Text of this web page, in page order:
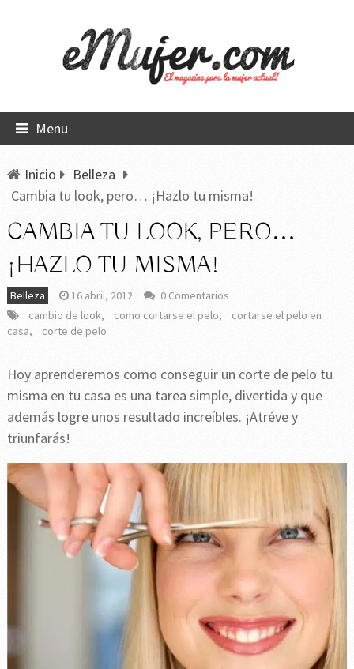
Menu
Inicio
Belleza
Cambia tu look, pero… ¡Hazlo tu misma!
CAMBIA TU LOOK, PERO…
¡HAZLO TU MISMA!
Belleza 16 abril, 2012
0 Comentarios
cambio de look, como cortarse el pelo,
cortarse el pelo en
casa, corte de pelo
Hoy aprenderemos como conseguir un corte de pelo tu
misma en tu casa es una tarea simple, divertida y que
además logre unos resultado increíbles. ¡Atréve y
triunfarás!